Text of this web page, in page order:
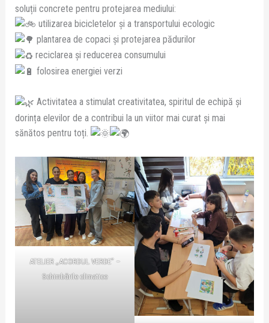
soluții concrete pentru protejarea mediului:
utilizarea bicicletelor și a transportului ecologic
plantarea de copaci și protejarea pădurilor
reciclarea și reducerea consumului
folosirea energiei verzi
Activitatea a stimulat creativitatea, spiritul de echipă și
dorința elevilor de a contribui la un viitor mai curat și mai
sănătos pentru toți.
ATELIER „ACORDUL VERDE” –
Schimbările climatice